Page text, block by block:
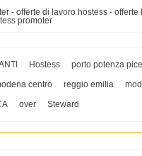
- offerte di lavoro hostess -
promoter
Hostess porto potenza
centro reggio emilia
over Steward